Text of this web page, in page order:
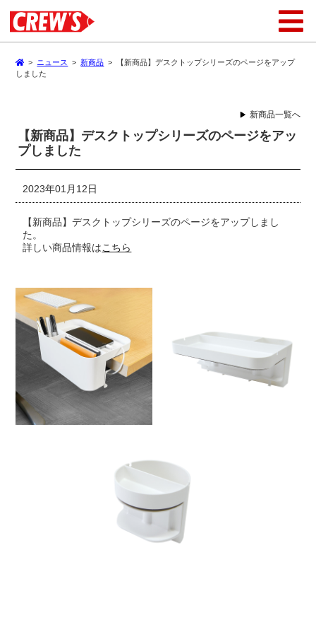
> ニュース > 新商品 >
【新商品】デスクトップシリーズのページをアップ
しました
【新商品】デスクトップシリーズのページをアッ
プしました
新商品一覧へ
2023年01月12日
【新商品】デスクトップシリーズのページをアップしまし
た。
詳しい商品情報はこちら